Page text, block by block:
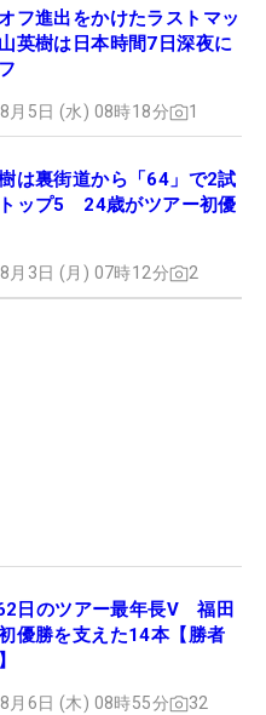
フ進出をかけたラストマッ
英樹は日本時間7日深夜に
月5日 (水) 08時18分 1
は裏街道から「64」で2試
ップ5 24歳がツアー初優
月3日 (月) 07時12分 2
日のツアー最年長V 福田
優勝を支えた14本【勝者
月6日 (木) 08時55分 32